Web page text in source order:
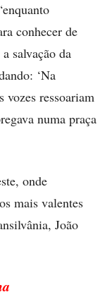
conhecer de
salvação da
‘Na
vozes ressoariam
numa praça
onde
mais valentes
João